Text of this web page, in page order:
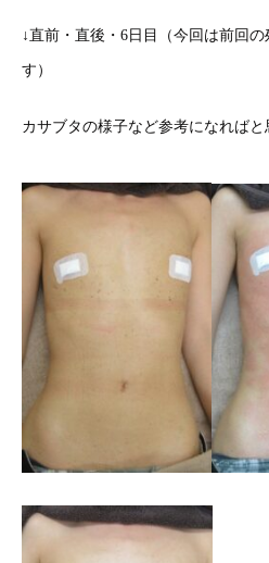
↓直前・直後・6日目（今回は前回
す）
カサブタの様子など参考になればと